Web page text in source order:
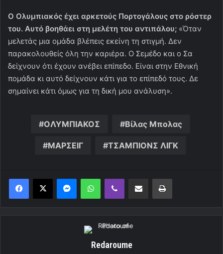
Ο Ολυμπιακός έχει αρκετούς Πορτογάλους στο ρόστερ
του. Αυτό βοηθάει στη μελέτη του αντιπάλου; «Όταν
μελετάς μια ομάδα βλέπεις εκείνη τη στιγμή. Δεν
παρακολουθείς όλη την καριέρα. Ο Σεμέδο και ο Σα
δείχνουν ότι έχουν ανέβει επίπεδο. Είναι στην Εθνική
πομάδα κι αυτό δείχνουν κάτι για το επίπεδό τους. Δε
σημαίνει κάτι όμως για τη δική μου ανάλυση».
OΛΥΜΠΙΑΚΟΣ Βίλας Μπολας
ΜΑΡΣΕΙΓ ΤΣΑΜΠΙΟΝΣ ΛΙΓΚ
MessengerWhatsAppViber Κοινοποίηση μέσω ηλεκτρονικού ταχυδρομείουΕκτύπωση
Redaroume